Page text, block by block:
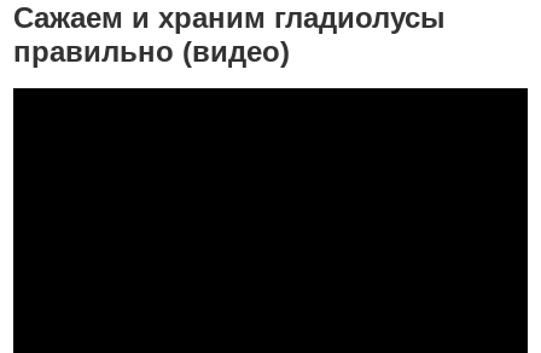
Сажаем и храним гладиолусы
правильно (видео)